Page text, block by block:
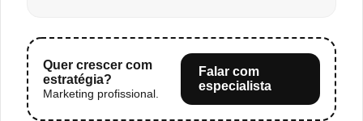
Quer crescer com
estratégia?
Marketing profissional.
Falar com
especialista